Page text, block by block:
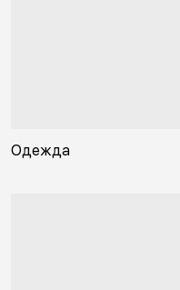
Одежда